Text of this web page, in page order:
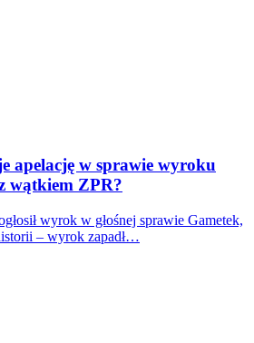
apelację w sprawie wyroku
wątkiem ZPR?
wyrok w głośnej sprawie Gametek,
– wyrok zapadł…